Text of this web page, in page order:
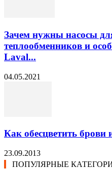
Зачем нужны насосы
теплообменников и
Laval...
04.05.2021
Как обесцветить брови
23.09.2013
ПОПУЛЯРНЫЕ